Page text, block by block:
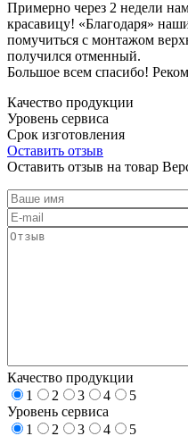
Примерно через 2 недели
красавицу! «Благодаря»
помучиться с монтажом
получился отменный.
Большое всем спасибо!
Качество продукции
Уровень сервиса
Срок изготовления
Оставить отзыв
Оставить отзыв на товар
Качество продукции
1
2 3 4
5
Уровень сервиса
1
2 3 4 5